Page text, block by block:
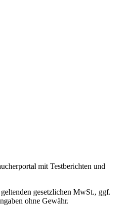
mit Testberichten und
gesetzlichen MwSt., ggf.
ohne Gewähr.